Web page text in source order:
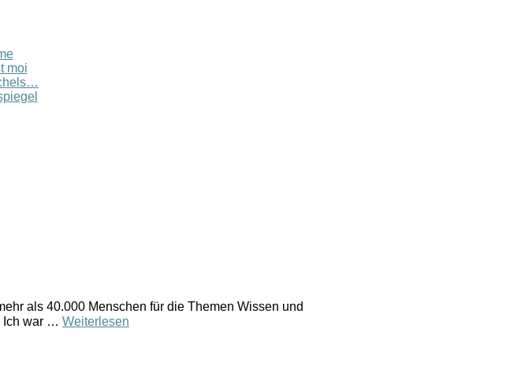
moi
als 40.000 Menschen für die Themen Wissen und
Ich war … Weiterlesen